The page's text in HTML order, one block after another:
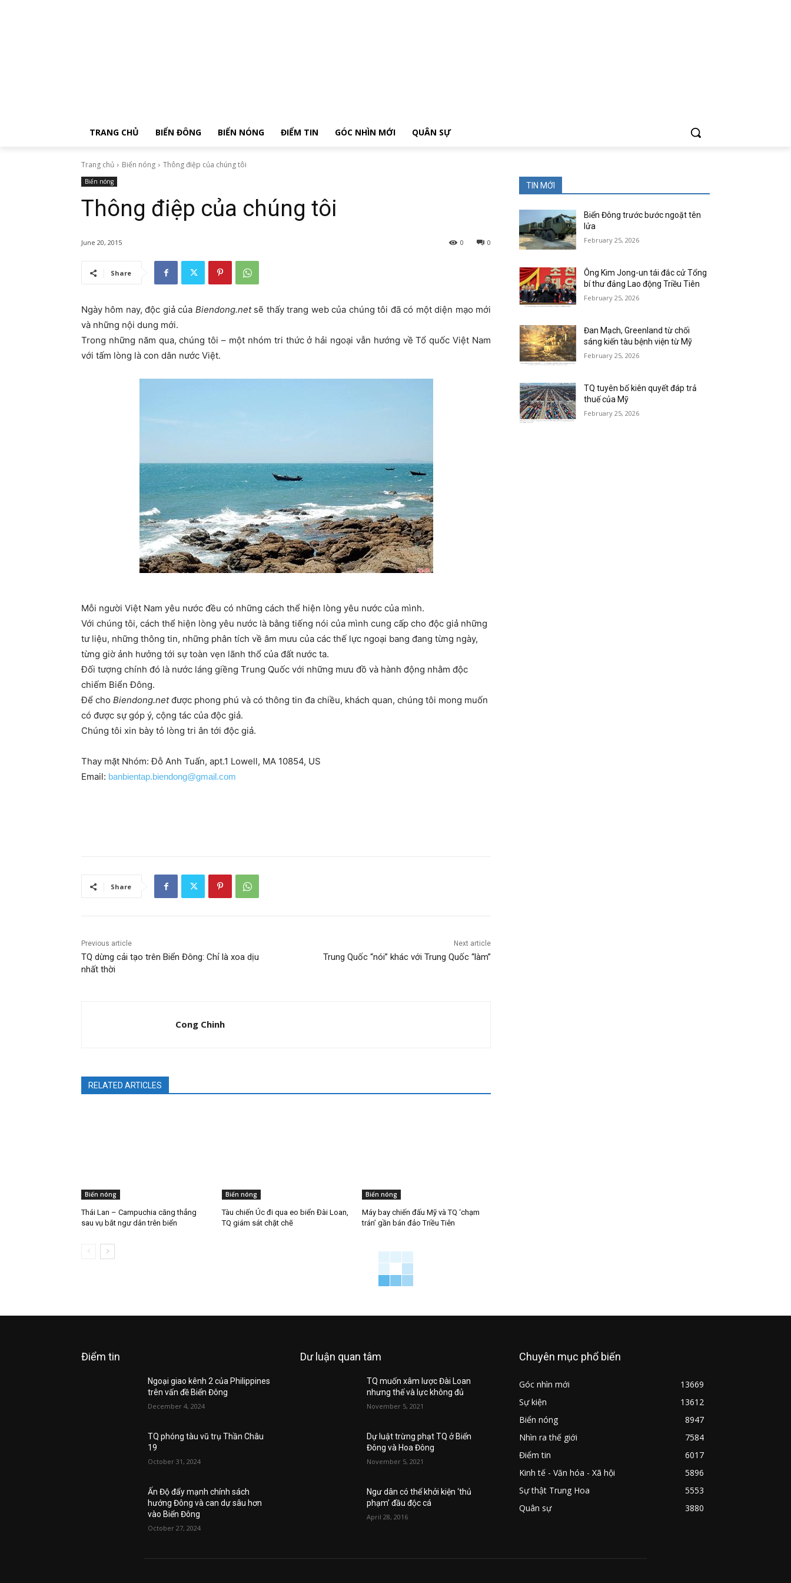
TRANG CHỦ BIỂN ĐÔNG BIỂN NÓNG ĐIỂM TIN GÓC NHÌN MỚI QUÂN SỰ
Trang chủ Biển nóng Thông điệp của chúng tôi
Biển nóng
Thông điệp của chúng tôi
June 20, 2015 0
0
Share
Ngày hôm nay, độc giả của Biendong.netsẽ thấy trang web của chúng tôi đã có một diện mạo mới
và những nội dung mới.
Trong những năm qua, chúng tôi – một nhóm tri thức ở hải ngoại vẫn hướng về Tổ quốc Việt Nam
với tấm lòng là con dân nước Việt.
Mỗi người Việt Nam yêu nước đều có những cách thể hiện lòng yêu nước của mình.
Với chúng tôi, cách thể hiện lòng yêu nước là bằng tiếng nói của mình cung cấp cho độc giả những
tư liệu, những thông tin, những phân tích về âm mưu của các thế lực ngoại bang đang từng ngày,
từng giờ ảnh hưởng tới sự toàn vẹn lãnh thổ của đất nước ta.
Đối tượng chính đó là nước láng giềng Trung Quốc với những mưu đồ và hành động nhằm độc
chiếm Biển Đông.
Để cho Biendong.netđược phong phú và có thông tin đa chiều, khách quan, chúng tôi mong muốn
có được sự góp ý, cộng tác của độc giả.
Chúng tôi xin bày tỏ lòng tri ân tới độc giả.
Thay mặt Nhóm: Đỗ Anh Tuấn, apt.1 Lowell, MA 10854, US
Email: banbientap.biendong@gmail.com
Share
Previous article
TQ dừng cải tạo trên Biển Đông: Chỉ là xoa dịu
nhất thời
Next article
Trung Quốc “nói” khác với Trung Quốc “làm”
Cong Chinh
RELATED ARTICLES
Biển nóng
Thái Lan – Campuchia căng thẳng
sau vụ bắt ngư dân trên biển
Biển nóng
Tàu chiến Úc đi qua eo biển Đài Loan,
TQ giám sát chặt chẽ
Biển nóng
Máy bay chiến đấu Mỹ và TQ ‘chạm
trán’ gần bán đảo Triều Tiên
TIN MỚI
Biển Đông trước bước ngoặt tên
lửa
February 25, 2026
Ông Kim Jong-un tái đắc cử Tổng
bí thư đảng Lao động Triều Tiên
February 25, 2026
Đan Mạch, Greenland từ chối
sáng kiến tàu bệnh viện từ Mỹ
February 25, 2026
TQ tuyên bố kiên quyết đáp trả
thuế của Mỹ
February 25, 2026
Điểm tin
Ngoại giao kênh 2 của Philippines
trên vấn đề Biển Đông
December 4, 2024
TQ phóng tàu vũ trụ Thần Châu
19
October 31, 2024
Ấn Độ đẩy mạnh chính sách
hướng Đông và can dự sâu hơn
vào Biển Đông
October 27, 2024
Dư luận quan tâm
TQ muốn xâm lược Đài Loan
nhưng thế và lực không đủ
November 5, 2021
Dự luật trừng phạt TQ ở Biển
Đông và Hoa Đông
November 5, 2021
Ngư dân có thể khởi kiện ‘thủ
phạm’ đầu độc cá
April 28, 2016
Chuyên mục phổ biến
Góc nhìn mới
13669
Sự kiện
13612
Biển nóng
8947
Nhìn ra thế giới
7584
Điểm tin
6017
Kinh tế - Văn hóa - Xã hội
5896
Sự thật Trung Hoa
5553
Quân sự
3880